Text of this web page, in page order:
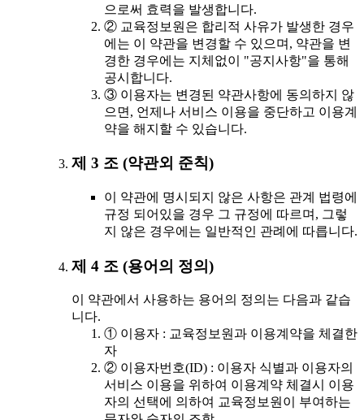
으로써 효력을 발생합니다.
② 교육정보원은 합리적 사유가 발생한 경우
에는 이 약관을 변경할 수 있으며, 약관을 변
경한 경우에는 지체없이 "공지사항"을 통해
공시합니다.
③ 이용자는 변경된 약관사항에 동의하지 않
으면, 언제나 서비스 이용을 중단하고 이용계
약을 해지할 수 있습니다.
제 3 조 (약관외 준칙)
이 약관에 명시되지 않은 사항은 관계 법령에
규정 되어있을 경우 그 규정에 따르며, 그렇
지 않은 경우에는 일반적인 관례에 따릅니다.
제 4 조 (용어의 정의)
이 약관에서 사용하는 용어의 정의는 다음과 같습
니다.
① 이용자 : 교육정보원과 이용계약을 체결한
자
② 이용자번호(ID) : 이용자 식별과 이용자의
서비스 이용을 위하여 이용계약 체결시 이용
자의 선택에 의하여 교육정보원이 부여하는